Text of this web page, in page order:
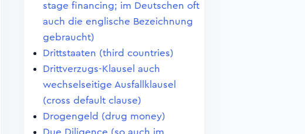
stage financing; im Deutschen oft
auch die englische Bezeichnung
gebraucht)
Drittstaaten (third countries)
Drittverzugs-Klausel auch
wechselseitige Ausfallklausel
(cross default clause)
Drogengeld (drug money)
Due Diligence (so auch im